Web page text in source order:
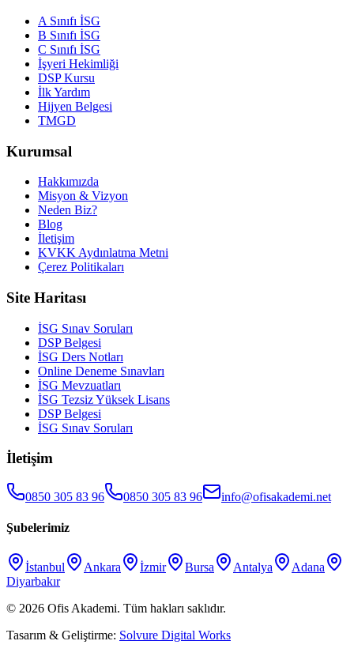
A Sınıfı İSG
B Sınıfı İSG
C Sınıfı İSG
İşyeri Hekimliği
DSP Kursu
İlk Yardım
Hijyen Belgesi
TMGD
Kurumsal
Hakkımızda
Misyon & Vizyon
Neden Biz?
Blog
İletişim
KVKK Aydınlatma Metni
Çerez Politikaları
Site Haritası
İSG Sınav Soruları
DSP Belgesi
İSG Ders Notları
Online Deneme Sınavları
İSG Mevzuatları
İSG Tezsiz Yüksek Lisans
DSP Belgesi
İSG Sınav Soruları
İletişim
0850 305 83 96 0850 305 83 96 info@ofisakademi.net
Şubelerimiz
İstanbul Ankara İzmir Bursa Antalya
Adana
Diyarbakır
© 2026 Ofis Akademi. Tüm hakları saklıdır.
Tasarım & Geliştirme: Solvure Digital Works